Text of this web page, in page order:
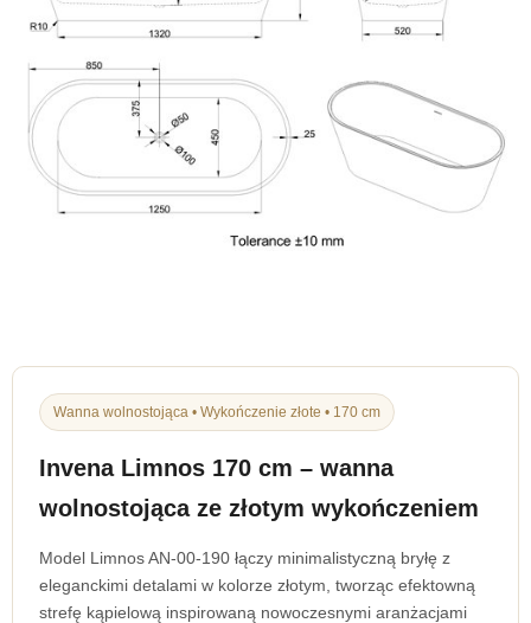
Wanna wolnostojąca • Wykończenie złote • 170 cm
Invena Limnos 170 cm – wanna
wolnostojąca ze złotym wykończeniem
Model Limnos AN-00-190 łączy minimalistyczną bryłę z
eleganckimi detalami w kolorze złotym, tworząc efektowną
strefę kąpielową inspirowaną nowoczesnymi aranżacjami